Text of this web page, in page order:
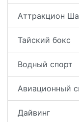
Аттракцион
Тайский бокс
Водный спорт
Авиационный
Дайвинг